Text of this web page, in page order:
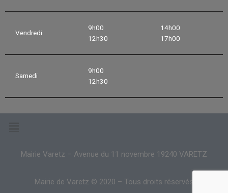
Vendredi
9h00
12h30
14h00
17h00
Samedi
9h00
12h30
Mairie Varetz – Avenue du 11 novembre 19240 VARETZ
Mairie de Varetz © 2020 – Tous droits réservés